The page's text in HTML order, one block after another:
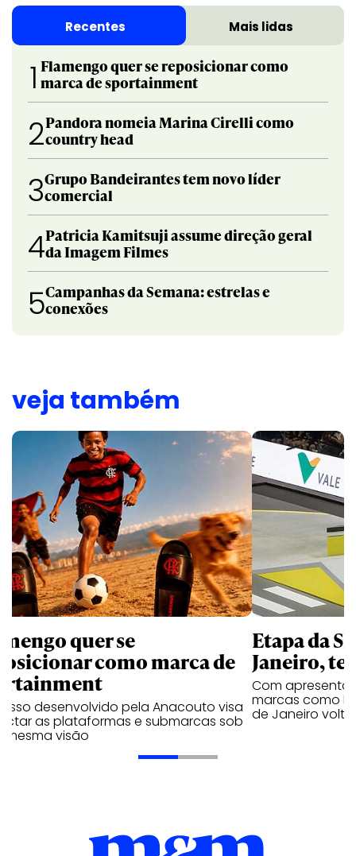
Recentes Mais lidas
1 Flamengo quer se reposicionar como
marca de sportainment
2Pandora nomeia Marina Cirelli como
country head
3Grupo Bandeirantes tem novo líder
comercial
4Patricia Kamitsuji assume direção geral
da Imagem Filmes
5Campanhas da Semana: estrelas e
conexões
veja também
quer se
como marca de
desenvolvido pela Anacouto visa
as plataformas e submarcas sob
mesma visão
Etapa da
Janeiro,
Com
marcas como
de Janeiro